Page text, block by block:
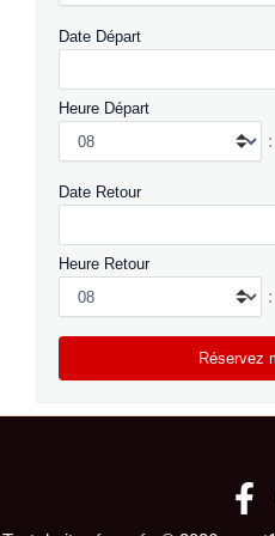
Date Départ
Heure Départ
:
Date Retour
Heure Retour
: